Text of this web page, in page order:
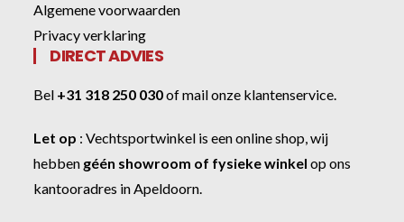
Algemene voorwaarden
Privacy verklaring
DIRECT ADVIES
Bel +31 318 250 030ofmail onze klantenservice.
Let op :Vechtsportwinkel is een online shop, wij
hebben géén showroom of fysieke winkel op ons
kantooradres in Apeldoorn.